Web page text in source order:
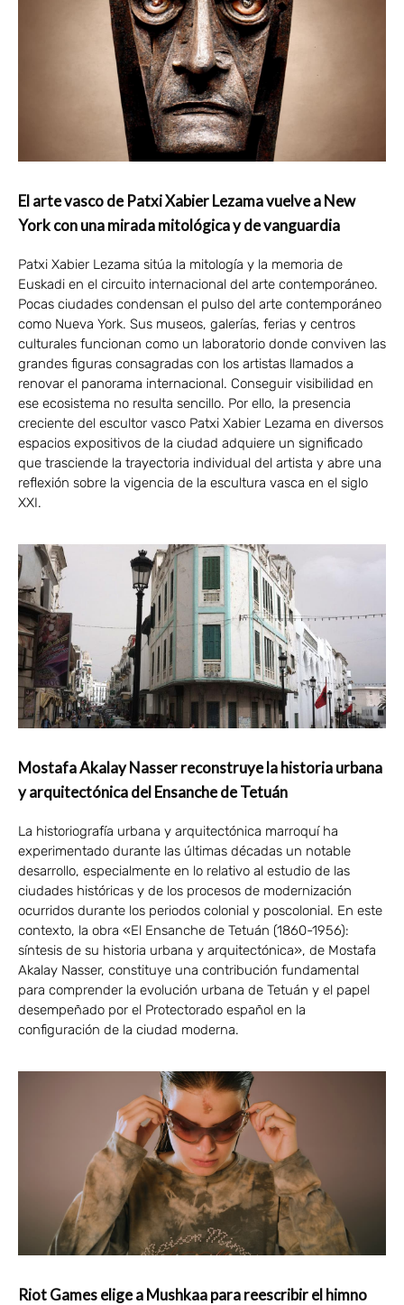
El arte vasco de Patxi Xabier Lezama vuelve a New
York con una mirada mitológica y de vanguardia
Patxi Xabier Lezama sitúa la mitología y la memoria de
Euskadi en el circuito internacional del arte contemporáneo.
Pocas ciudades condensan el pulso del arte contemporáneo
como Nueva York. Sus museos, galerías, ferias y centros
culturales funcionan como un laboratorio donde conviven las
grandes figuras consagradas con los artistas llamados a
renovar el panorama internacional. Conseguir visibilidad en
ese ecosistema no resulta sencillo. Por ello, la presencia
creciente del escultor vasco Patxi Xabier Lezama en diversos
espacios expositivos de la ciudad adquiere un significado
que trasciende la trayectoria individual del artista y abre una
reflexión sobre la vigencia de la escultura vasca en el siglo
XXI.
Mostafa Akalay Nasser reconstruye la historia urbana
y arquitectónica del Ensanche de Tetuán
La historiografía urbana y arquitectónica marroquí ha
experimentado durante las últimas décadas un notable
desarrollo, especialmente en lo relativo al estudio de las
ciudades históricas y de los procesos de modernización
ocurridos durante los periodos colonial y poscolonial. En este
contexto, la obra «El Ensanche de Tetuán (1860-1956):
síntesis de su historia urbana y arquitectónica», de Mostafa
Akalay Nasser, constituye una contribución fundamental
para comprender la evolución urbana de Tetuán y el papel
desempeñado por el Protectorado español en la
configuración de la ciudad moderna.
Riot Games elige a Mushkaa para reescribir el himno